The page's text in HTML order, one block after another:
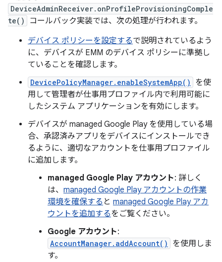
DeviceAdminReceiver.onProfileProvisioningComple
te()
コールバック実装では、次の処理が行われます。
デバイス ポリシーを設定するで説明されているよう
に、デバイスが EMM のデバイス ポリシーに準拠し
ていることを確認します。
DevicePolicyManager.enableSystemApp()
を使
用して管理者が仕事用プロファイル内で利用可能に
したシステム アプリケーションを有効にします。
デバイスが managed Google Play を使用している場
合、承認済みアプリをデバイスにインストールでき
るように、適切なアカウントを仕事用プロファイル
に追加します。
managed Google Play アカウント: 詳しく
は、 managed Google Play アカウントの作業
環境を確保する と managed Google Play アカ
ウントを追加するをご覧ください。
Google アカウント:
AccountManager.addAccount()
を使用しま
す。